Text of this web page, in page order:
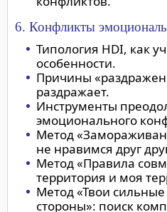
6. Конфликты
Типология HDI, как
особенности.
Причины
раздражает.
Инструменты
эмоционального
Метод
не нравимся друг
Метод «Правила
территория и моя
Метод «Твои
стороны»: поиск